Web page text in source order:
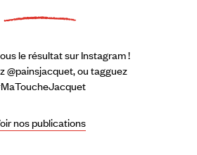
le résultat sur Instagram !
@painsjacquet, ou tagguez
nos publications